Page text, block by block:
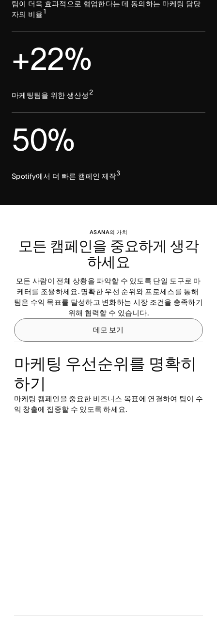
팀이 더욱 효과적으로 협업한다는 데 동의하는 마케팅 담당
자의 비율1
+22%
마케팅팀을 위한 생산성 2
50%
Spotify에서 더 빠른 캠페인 제작3
ASANA의 가치
모든 캠페인을 중요하게 생각
하세요
모든 사람이 전체 상황을 파악할 수 있도록 단일 도구로 마
케터를 조율하세요. 명확한 우선 순위와 프로세스를 통해
팀은 수익 목표를 달성하고 변화하는 시장 조건을 충족하기
위해 협력할 수 있습니다.
데모 보기
마케팅 우선순위를 명확히
하기
마케팅 캠페인을 중요한 비즈니스 목표에 연결하여 팀이 수
익 창출에 집중할 수 있도록 하세요.